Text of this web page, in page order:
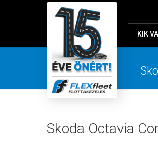
KIK
Skoda Octavia